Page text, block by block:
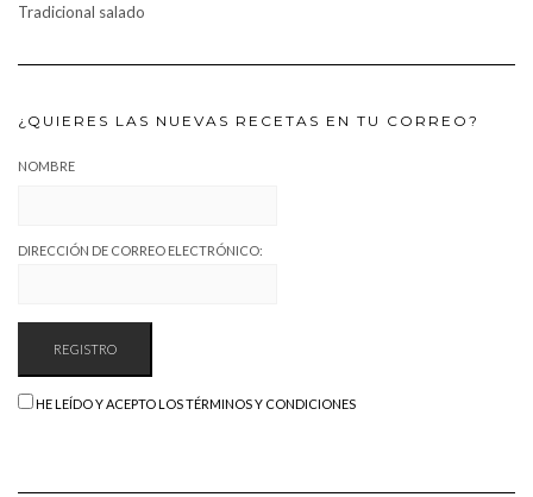
Tradicional salado
¿QUIERES LAS NUEVAS RECETAS EN TU CORREO?
NOMBRE
DIRECCIÓN DE CORREO ELECTRÓNICO:
HE LEÍDO Y ACEPTO LOS TÉRMINOS Y CONDICIONES